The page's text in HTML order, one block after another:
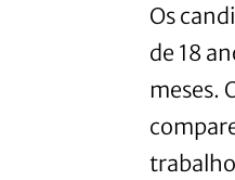
Os
de 18
meses.